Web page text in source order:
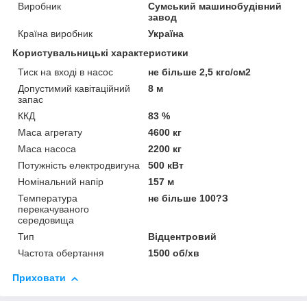
Виробник
Сумський машинобудівний
завод
Країна виробник
Україна
Користувальницькі характеристики
Тиск на вході в насос
не більше 2,5 кгс/см2
Допустимий кавітаційний
запас
8 м
ККД
83 %
Маса агрегату
4600 кг
Маса насоса
2200 кг
Потужність електродвигуна
500 кВт
Номінальний напір
157 м
Температура
перекачуваного
середовища
не більше 100?З
Тип
Відцентровий
Частота обертання
1500 об/хв
Приховати